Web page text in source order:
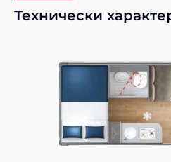
Технически